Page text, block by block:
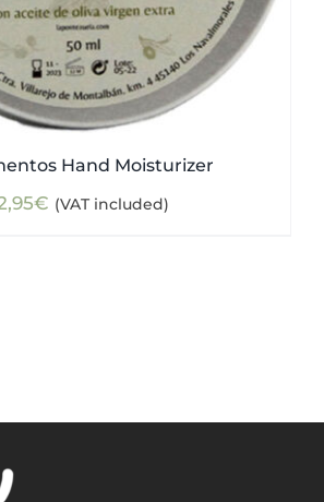
Hand Moisturizer
€ (VAT included)